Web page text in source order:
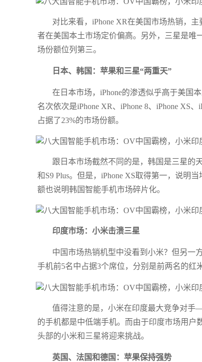
对比来看，iPhone XR在美国市场热销，
者在美国本土市场定价偏高。另外，三星是唯
场份额位列第三。
日本、韩国：苹果和三星“两重天”
在日本市场，iPhone的渗透似乎高于美国
名次依次是iPhone XR、iPhone 8、iPhone XS
占据了23%的市场份额。
跟日本市场截然不同的是，韩国是三星的
和S9 Plus。但是，iPhone XS取得第一，说明
额也说明韩国智能手机市场碎片化。
印度市场：小米击溃三星
中国市场热销机型中没看到小米？但另一
手机前5名中占据3个席位，分别是前两名的红
值得注意的是，小米在印度最大竞争对手
的手机都是中低端手机。而由于印度市场用户
头部的小米和三星将迎来挑战。
英国、法国和德国：苹果保持强势